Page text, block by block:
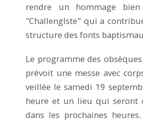
rendre un hommage
"ChallengIste" qui a
structure des fonts
Le programme des
prévoit une messe avec
veillée le samedi 19
heure et un lieu qui seront
dans les prochaines